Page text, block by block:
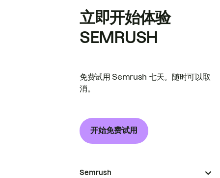
立即开始体验
SEMRUSH
免费试用 Semrush 七天。随时可以取
消。
开始免费试用
Semrush